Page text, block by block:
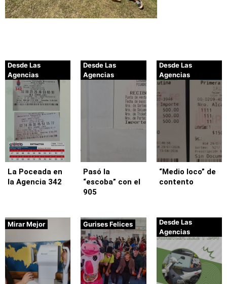
Desde Las
Agencias
La Poceada en
la Agencia 342
Desde Las
Agencias
Pasó la
“escoba” con el
905
Desde Las
Agencias
“Medio loco” de
contento
Mirar Mejor Gurises Felices
Desde Las
Agencias